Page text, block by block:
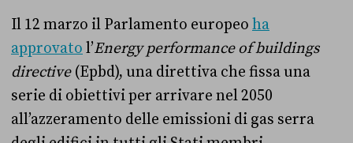
Il 12 marzo il Parlamento europeo ha
approvato l’Energy performance of buildings
directive (Epbd), una direttiva che fissa una
serie di obiettivi per arrivare nel 2050
all’azzeramento delle emissioni di gas serra